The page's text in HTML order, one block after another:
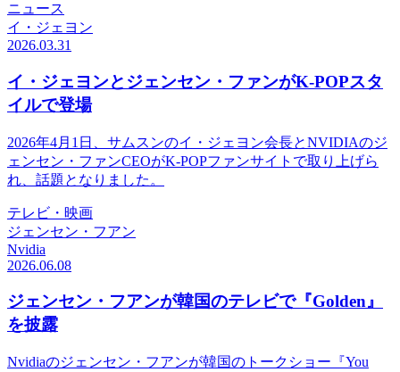
ニュース
イ・ジェヨン
2026.03.31
イ・ジェヨンとジェンセン・ファンがK-POPスタ
イルで登場
2026年4月1日、サムスンのイ・ジェヨン会長とNVIDIAのジ
ェンセン・ファンCEOがK-POPファンサイトで取り上げら
れ、話題となりました。
テレビ・映画
ジェンセン・フアン
Nvidia
2026.06.08
ジェンセン・フアンが韓国のテレビで『Golden』
を披露
Nvidiaのジェンセン・フアンが韓国のトークショー『You